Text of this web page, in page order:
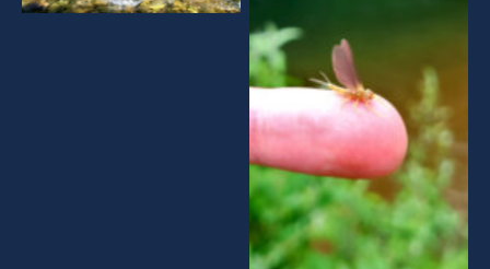
Aucune légende